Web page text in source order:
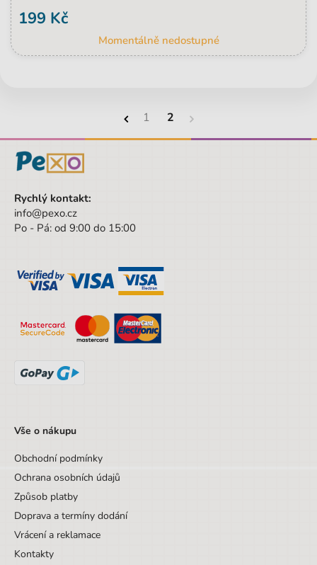
199 Kč
Momentálně nedostupné
1 2
Rychlý kontakt:
info@pexo.cz
Po - Pá: od 9:00 do 15:00
Vše o nákupu
Obchodní podmínky
Ochrana osobních údajů
Způsob platby
Doprava a termíny dodání
Vrácení a reklamace
Kontakty